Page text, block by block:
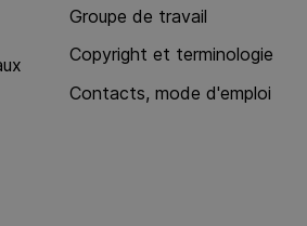
Groupe de travail
Copyright et terminologie
Contacts, mode d'emploi